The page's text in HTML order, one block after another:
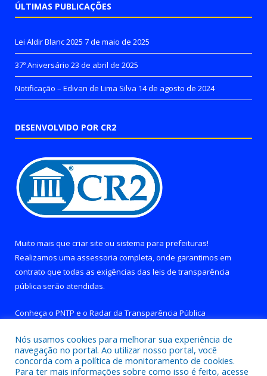
ÚLTIMAS PUBLICAÇÕES
Lei Aldir Blanc 2025 7 de maio de 2025
37º Aniversário 23 de abril de 2025
Notificação – Edivan de Lima Silva 14 de agosto de 2024
DESENVOLVIDO POR CR2
Muito mais que criar site ou sistema para prefeituras!
Realizamos uma assessoria completa, onde garantimos em
contrato que todas as exigências das leis de transparência
pública serão atendidas.
Conheça o PNTP e o Radar da Transparência Pública
Nós usamos cookies para melhorar sua experiência de
navegação no portal. Ao utilizar nosso portal, você
concorda com a política de monitoramento de cookies.
Para ter mais informações sobre como isso é feito, acesse